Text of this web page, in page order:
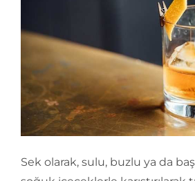
Sek olarak, sulu, buzlu ya da